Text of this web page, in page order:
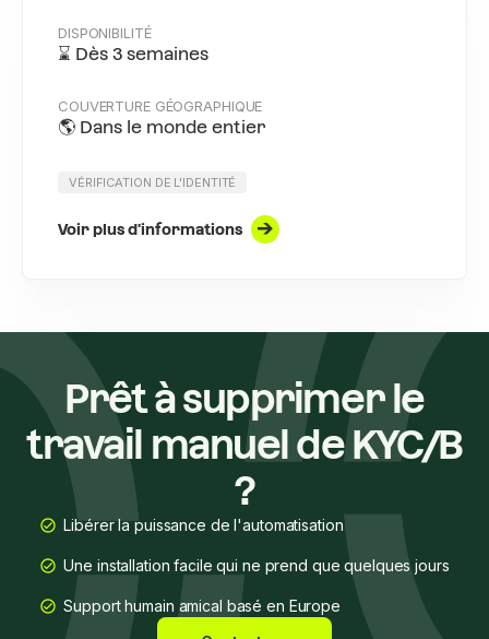
DISPONIBILITÉ
⌛️ Dès 3 semaines
COUVERTURE GÉOGRAPHIQUE
🌎 Dans le monde entier
VÉRIFICATION DE L'IDENTITÉ
Voir plus d'informations
Prêt à supprimer le
travail manuel de KYC/B
?
Libérer la puissance de l'automatisation
Une installation facile qui ne prend que quelques jours
Support humain amical basé en Europe